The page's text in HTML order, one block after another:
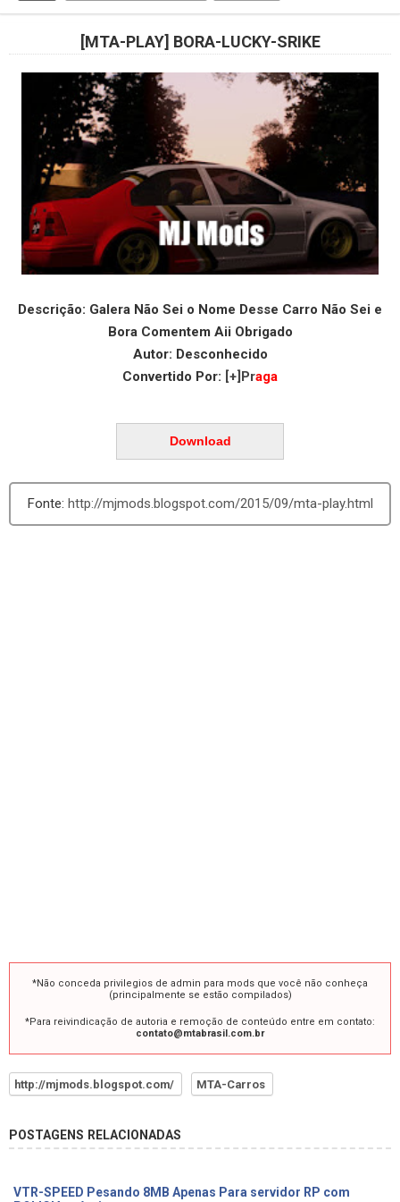
[MTA-PLAY] BORA-LUCKY-SRIKE
Descrição: Galera Não Sei o Nome Desse Carro Não Sei e
Bora Comentem Aii Obrigado
Autor: Desconhecido
Convertido Por: [+]Praga
Download
http://mjmods.blogspot.com/2015/09/mta-play.html
*Não conceda privilegios de admin para mods que você não conheça
(principalmente se estão compilados)
*Para reivindicação de autoria e remoção de conteúdo entre em contato:
contato@mtabrasil.com.br
http://mjmods.blogspot.com/ MTA-Carros
POSTAGENS RELACIONADAS
VTR-SPEED Pesando 8MB Apenas Para servidor RP com